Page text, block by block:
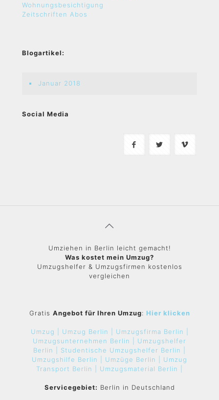
Wohnungsbesichtigung
Zeitschriften Abos
Blogartikel:
Januar 2018
Social Media
Umziehen in Berlin leicht gemacht!
Was kostet mein Umzug?
Umzugshelfer & Umzugsfirmen kostenlos
vergleichen
Gratis Angebot für Ihren Umzug: Hier klicken
Umzug | Umzug Berlin |
Umzugsfirma Berlin |
Umzugsunternehmen Berlin | Umzugshelfer
Berlin | Studentische Umzugshelfer Berlin |
Umzugshilfe Berlin | Umzüge Berlin | Umzug
Transport Berlin | Umzugsmaterial Berlin |
Servicegebiet: Berlin in Deutschland